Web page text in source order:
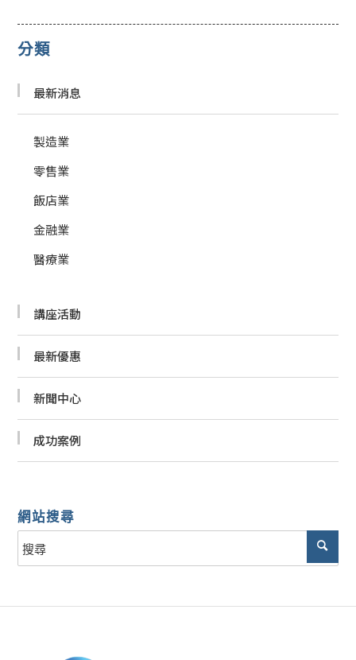
分類
最新消息
製造業
零售業
飯店業
金融業
醫療業
講座活動
最新優惠
新聞中心
成功案例
網站搜尋